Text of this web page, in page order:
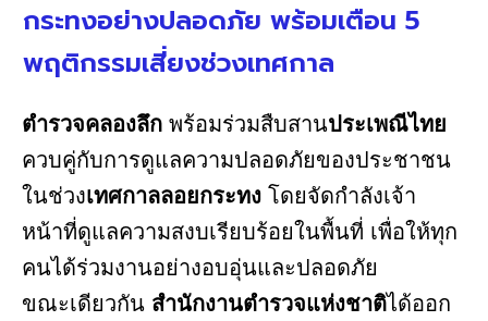
กระทงอย่างปลอดภัย พร้อมเตือน 5
พฤติกรรมเสี่ยงช่วงเทศกาล
ตำรวจคลองลึก พร้อมร่วมสืบสานประเพณีไทย
ควบคู่กับการดูแลความปลอดภัยของประชาชน
ในช่วงเทศกาลลอยกระทง โดยจัดกำลังเจ้า
หน้าที่ดูแลความสงบเรียบร้อยในพื้นที่ เพื่อให้ทุก
คนได้ร่วมงานอย่างอบอุ่นและปลอดภัย
ขณะเดียวกัน สำนักงานตำรวจแห่งชาติได้ออก